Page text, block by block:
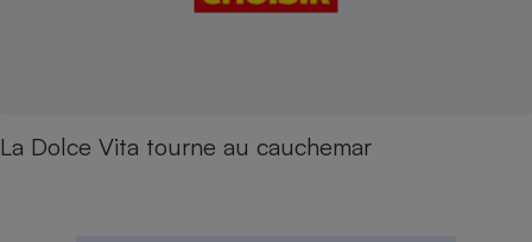
La Dolce Vita tourne au cauchemar